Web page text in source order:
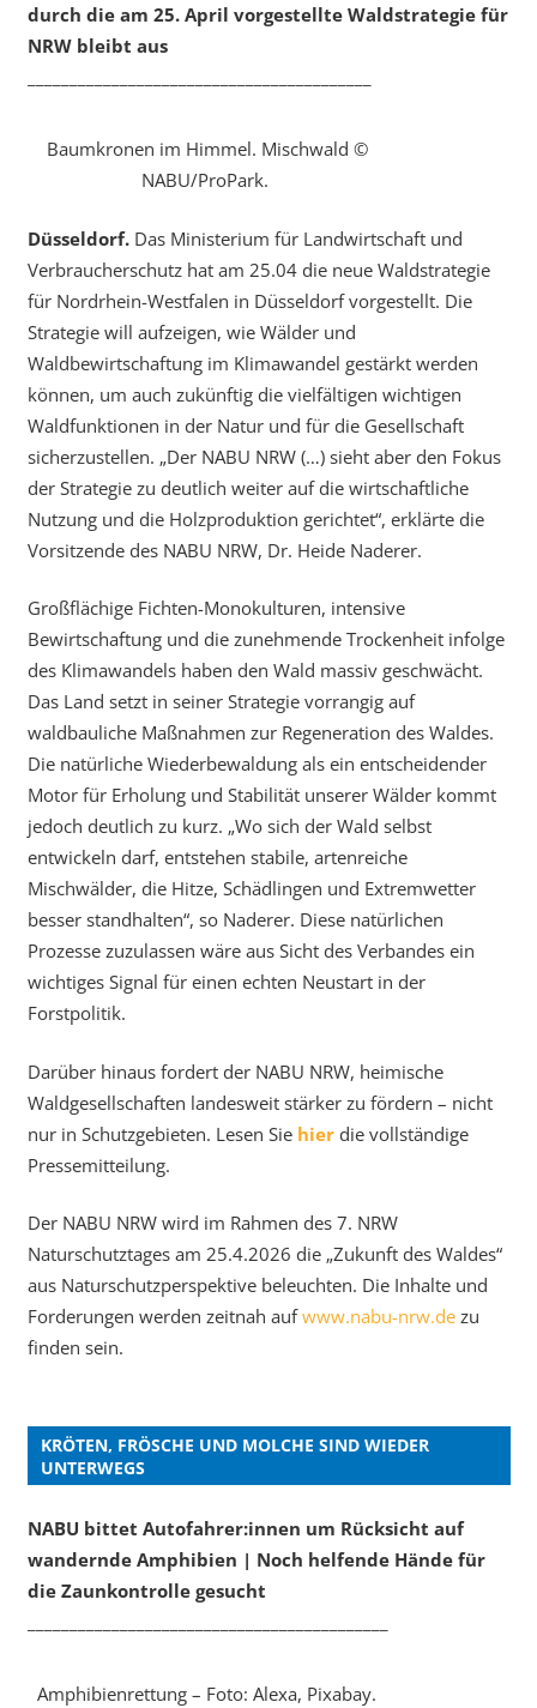
durch die am 25. April vorgestellte Waldstrategie für
NRW bleibt aus
Baumkronen im Himmel. Mischwald ©
NABU/ProPark.
Düsseldorf.Das Ministerium für Landwirtschaft und
Verbraucherschutz hat am 25.04 die neue Waldstrategie
für Nordrhein-Westfalen in Düsseldorf vorgestellt. Die
Strategie will aufzeigen, wie Wälder und
Waldbewirtschaftung im Klimawandel gestärkt werden
können, um auch zukünftig die vielfältigen wichtigen
Waldfunktionen in der Natur und für die Gesellschaft
sicherzustellen. „Der NABU NRW (…) sieht aber den Fokus
der Strategie zu deutlich weiter auf die wirtschaftliche
Nutzung und die Holzproduktion gerichtet“, erklärte die
Vorsitzende des NABU NRW, Dr. Heide Naderer.
Großflächige Fichten-Monokulturen, intensive
Bewirtschaftung und die zunehmende Trockenheit infolge
des Klimawandels haben den Wald massiv geschwächt.
Das Land setzt in seiner Strategie vorrangig auf
waldbauliche Maßnahmen zur Regeneration des Waldes.
Die natürliche Wiederbewaldung als ein entscheidender
Motor für Erholung und Stabilität unserer Wälder kommt
jedoch deutlich zu kurz. „Wo sich der Wald selbst
entwickeln darf, entstehen stabile, artenreiche
Mischwälder, die Hitze, Schädlingen und Extremwetter
besser standhalten“, so Naderer. Diese natürlichen
Prozesse zuzulassen wäre aus Sicht des Verbandes ein
wichtiges Signal für einen echten Neustart in der
Forstpolitik.
Darüber hinaus fordert der NABU NRW, heimische
Waldgesellschaften landesweit stärker zu fördern – nicht
nur in Schutzgebieten. Lesen Sie hier die vollständige
Pressemitteilung.
Der NABU NRW wird im Rahmen des 7. NRW
Naturschutztages am 25.4.2026 die „Zukunft des Waldes“
aus Naturschutzperspektive beleuchten. Die Inhalte und
Forderungen werden zeitnah aufwww.nabu-nrw.dezu
finden sein.
KRÖTEN, FRÖSCHE UND MOLCHE SIND WIEDER
UNTERWEGS
NABU bittet Autofahrer:innen um Rücksicht auf
wandernde Amphibien | Noch helfende Hände für
die Zaunkontrolle gesucht
Amphibienrettung – Foto: Alexa, Pixabay.